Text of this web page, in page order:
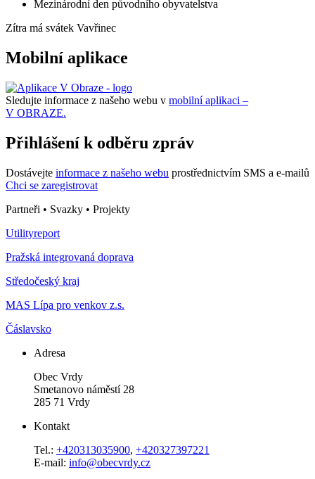
Mezinárodní den původního obyvatelstva
Zítra má svátek Vavřinec
Mobilní aplikace
Sledujte informace z našeho webu v mobilní aplikaci –
V OBRAZE.
Přihlášení k odběru zpráv
Dostávejte informace z našeho webu prostřednictvím SMS a e-mailů
Chci se zaregistrovat
Partneři • Svazky • Projekty
Utilityreport
Pražská integrovaná doprava
Středočeský kraj
MAS Lípa pro venkov z.s.
Čáslavsko
Adresa
Obec Vrdy
Smetanovo náměstí 28
285 71 Vrdy
Kontakt
Tel.: +420313035900, +420327397221
E-mail: info@obecvrdy.cz